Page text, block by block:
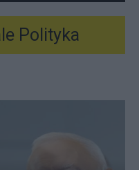
Polityka